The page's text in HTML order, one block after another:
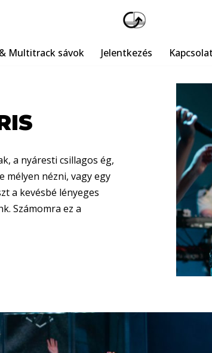
Multitrack sávok Jelentkezés Kapcsolat
a nyáresti csillagos ég,
mélyen nézni, vagy egy
a kevésbé lényeges
Számomra ez a